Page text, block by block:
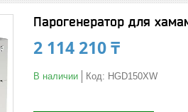
Парогенератор для
2 114 210 ₸
В наличии Код: HGD150XW